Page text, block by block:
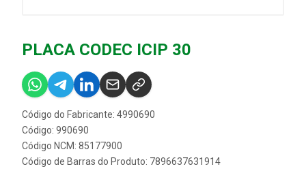
PLACA CODEC ICIP 30
Código do Fabricante: 4990690
Código: 990690
Código NCM: 85177900
Código de Barras do Produto: 7896637631914